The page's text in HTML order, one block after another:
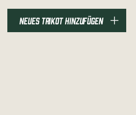
NEUES TRIKOT HINZUFÜGEN